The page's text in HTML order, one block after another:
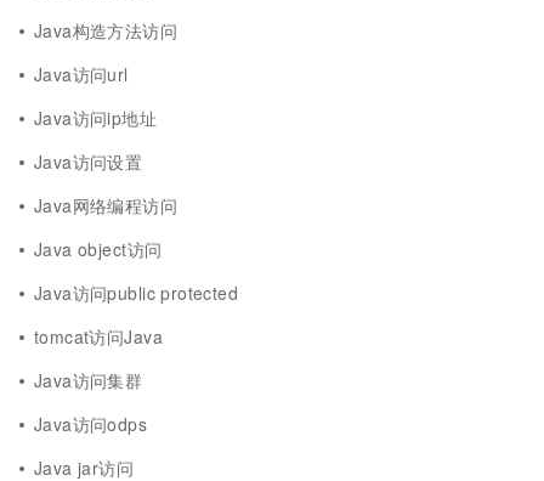
Java构造方法访问
Java访问url
Java访问ip地址
Java访问设置
Java网络编程访问
Java object访问
Java访问public protected
tomcat访问Java
Java访问集群
Java访问odps
Java jar访问